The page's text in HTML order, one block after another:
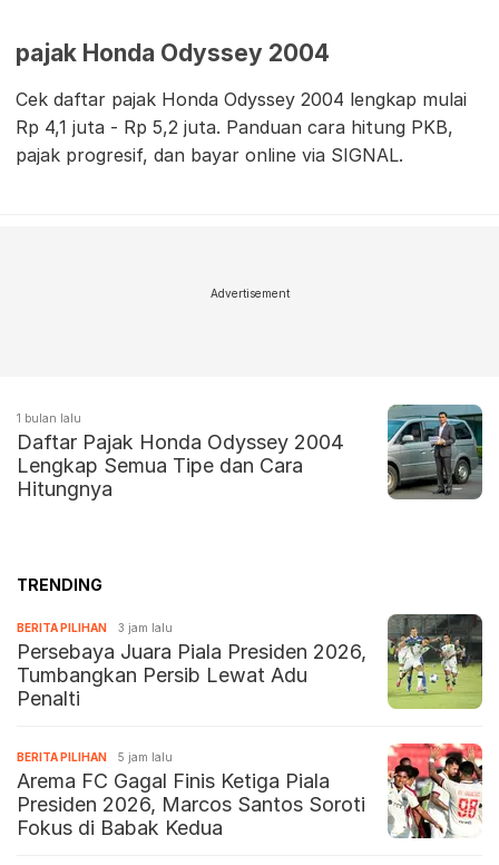
pajak Honda Odyssey 2004
Cek daftar pajak Honda Odyssey 2004 lengkap mulai
Rp 4,1 juta - Rp 5,2 juta. Panduan cara hitung PKB,
pajak progresif, dan bayar online via SIGNAL.
Advertisement
1 bulan lalu
Daftar Pajak Honda Odyssey 2004
Lengkap Semua Tipe dan Cara
Hitungnya
TRENDING
BERITA PILIHAN 3 jam lalu
Persebaya Juara Piala Presiden 2026,
Tumbangkan Persib Lewat Adu
Penalti
BERITA PILIHAN 5 jam lalu
Arema FC Gagal Finis Ketiga Piala
Presiden 2026, Marcos Santos Soroti
Fokus di Babak Kedua